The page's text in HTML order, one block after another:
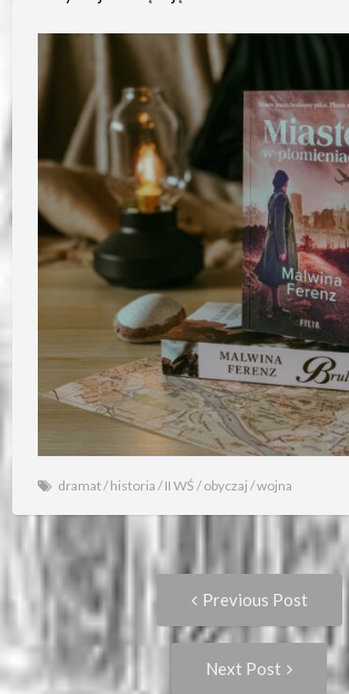
dramat/historia /II WŚ /obyczaj /wojna
Post
navigation
Previous Post
Next Post